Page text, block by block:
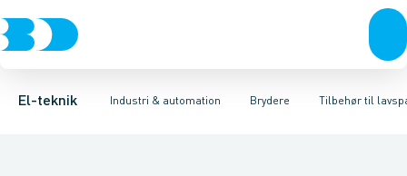
El-teknik Industri & automation
Afbrydere, stikkontakter & lampeudtagForgreningsmateriel
Brydere
Industristiksystemer Frekvensomformere og softstartere
Tilbehør til
Motorbetjening for effektafbryder Ombygningssæt til